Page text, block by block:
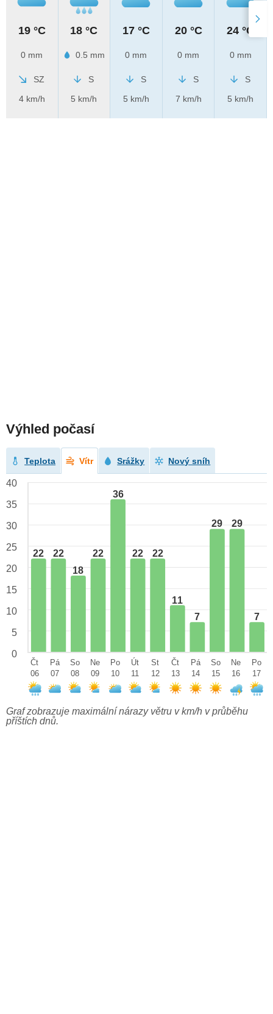
19 °C
0 mm
SZ
4 km/h
18 °C
0.5 mm
S
5 km/h
17 °C
0 mm
S
5 km/h
20 °C
0 mm
S
7 km/h
24 °C
0 mm
S
5 km/h
Výhled počasí
Teplota Vítr Srážky Nový sníh
22
22
18
22
36
22 22
11
7
29 29
7
40
35
30
25
20
15
10
5
0
Čt
06
Pá
07
So
08
Ne
09
Po
10
Út
11
St
12
Čt
13
Pá
14
So
15
Ne
16
Po
17
Graf zobrazuje maximální nárazy větru v km/h v průběhu
příštích dnů.